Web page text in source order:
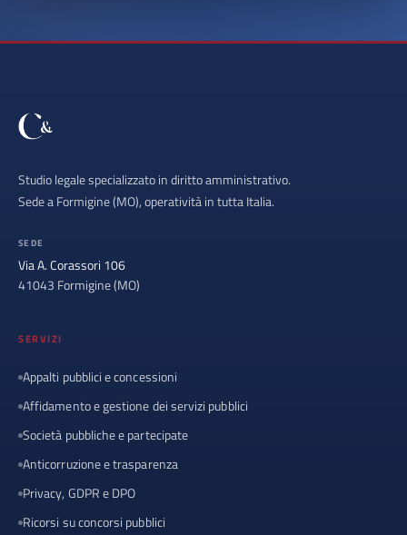
Studio legale specializzato in diritto amministrativo.
Sede a Formigine (MO), operatività in tutta Italia.
SEDE
Via A. Corassori 106
41043 Formigine (MO)
SERVIZI
Appalti pubblici e concessioni
Affidamento e gestione dei servizi pubblici
Società pubbliche e partecipate
Anticorruzione e trasparenza
Privacy, GDPR e DPO
Ricorsi su concorsi pubblici